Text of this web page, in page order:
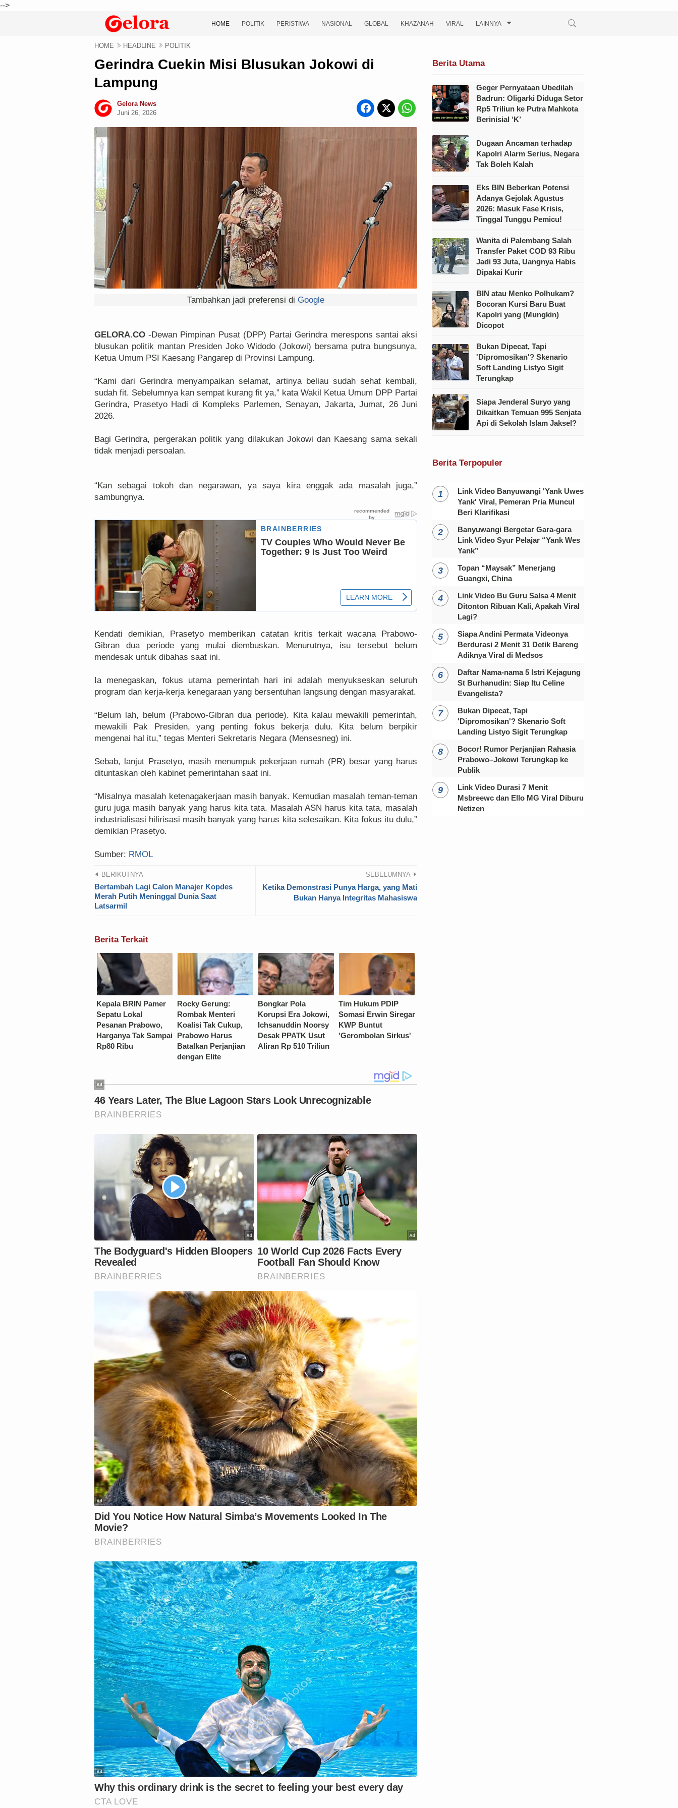
-->
HOME POLITIK PERISTIWA NASIONAL GLOBAL KHAZANAH VIRAL LAINNYA
HOME HEADLINE POLITIK
Gerindra Cuekin Misi Blusukan Jokowi di
Lampung
Gelora News
Juni 26, 2026
Tambahkan jadi preferensi di Google
GELORA.CO -Dewan Pimpinan Pusat (DPP) Partai Gerindra merespons santai aksi
blusukan politik mantan Presiden Joko Widodo (Jokowi) bersama putra bungsunya,
Ketua Umum PSI Kaesang Pangarep di Provinsi Lampung.
“Kami dari Gerindra menyampaikan selamat, artinya beliau sudah sehat kembali,
sudah fit. Sebelumnya kan sempat kurang fit ya,” kata Wakil Ketua Umum DPP Partai
Gerindra, Prasetyo Hadi di Kompleks Parlemen, Senayan, Jakarta, Jumat, 26 Juni
2026.
Bagi Gerindra, pergerakan politik yang dilakukan Jokowi dan Kaesang sama sekali
tidak menjadi persoalan.
“Kan sebagai tokoh dan negarawan, ya saya kira enggak ada masalah juga,”
sambungnya.
Kendati demikian, Prasetyo memberikan catatan kritis terkait wacana Prabowo-
Gibran dua periode yang mulai diembuskan. Menurutnya, isu tersebut belum
mendesak untuk dibahas saat ini.
Ia menegaskan, fokus utama pemerintah hari ini adalah menyukseskan seluruh
program dan kerja-kerja kenegaraan yang bersentuhan langsung dengan masyarakat.
“Belum lah, belum (Prabowo-Gibran dua periode). Kita kalau mewakili pemerintah,
mewakili Pak Presiden, yang penting fokus bekerja dulu. Kita belum berpikir
mengenai hal itu,” tegas Menteri Sekretaris Negara (Mensesneg) ini.
Sebab, lanjut Prasetyo, masih menumpuk pekerjaan rumah (PR) besar yang harus
dituntaskan oleh kabinet pemerintahan saat ini.
“Misalnya masalah ketenagakerjaan masih banyak. Kemudian masalah teman-teman
guru juga masih banyak yang harus kita tata. Masalah ASN harus kita tata, masalah
industrialisasi hilirisasi masih banyak yang harus kita selesaikan. Kita fokus itu dulu,”
demikian Prasetyo.
Sumber: RMOL
BERIKUTNYA
Bertambah Lagi Calon Manajer Kopdes
Merah Putih Meninggal Dunia Saat
Latsarmil
SEBELUMNYA
Ketika Demonstrasi Punya Harga, yang Mati
Bukan Hanya Integritas Mahasiswa
Berita Terkait
Kepala BRIN Pamer
Sepatu Lokal
Pesanan Prabowo,
Harganya Tak Sampai
Rp80 Ribu
Rocky Gerung:
Rombak Menteri
Koalisi Tak Cukup,
Prabowo Harus
Batalkan Perjanjian
dengan Elite
Bongkar Pola
Korupsi Era Jokowi,
Ichsanuddin Noorsy
Desak PPATK Usut
Aliran Rp 510 Triliun
Tim Hukum PDIP
Somasi Erwin Siregar
KWP Buntut
'Gerombolan Sirkus'
Berita Utama
Geger Pernyataan Ubedilah
Badrun: Oligarki Diduga Setor
Rp5 Triliun ke Putra Mahkota
Berinisial ‘K’
Dugaan Ancaman terhadap
Kapolri Alarm Serius, Negara
Tak Boleh Kalah
Eks BIN Beberkan Potensi
Adanya Gejolak Agustus
2026: Masuk Fase Krisis,
Tinggal Tunggu Pemicu!
Wanita di Palembang Salah
Transfer Paket COD 93 Ribu
Jadi 93 Juta, Uangnya Habis
Dipakai Kurir
BIN atau Menko Polhukam?
Bocoran Kursi Baru Buat
Kapolri yang (Mungkin)
Dicopot
Bukan Dipecat, Tapi
'Dipromosikan'? Skenario
Soft Landing Listyo Sigit
Terungkap
Siapa Jenderal Suryo yang
Dikaitkan Temuan 995 Senjata
Api di Sekolah Islam Jaksel?
Berita Terpopuler
Link Video Banyuwangi 'Yank Uwes
Yank' Viral, Pemeran Pria Muncul
Beri Klarifikasi
Banyuwangi Bergetar Gara-gara
Link Video Syur Pelajar “Yank Wes
Yank”
Topan “Maysak” Menerjang
Guangxi, China
Link Video Bu Guru Salsa 4 Menit
Ditonton Ribuan Kali, Apakah Viral
Lagi?
Siapa Andini Permata Videonya
Berdurasi 2 Menit 31 Detik Bareng
Adiknya Viral di Medsos
Daftar Nama-nama 5 Istri Kejagung
St Burhanudin: Siap Itu Celine
Evangelista?
Bukan Dipecat, Tapi
'Dipromosikan'? Skenario Soft
Landing Listyo Sigit Terungkap
Bocor! Rumor Perjanjian Rahasia
Prabowo–Jokowi Terungkap ke
Publik
Link Video Durasi 7 Menit
Msbreewc dan Ello MG Viral Diburu
Netizen